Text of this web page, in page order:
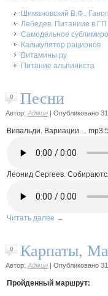
Шимановский В.Ф.,
Лебедев. Питаниие в ГП
Самодельное
Калькулятор рационов
Витамины.ру
Питание альпиниста
0 Песни
Автор: Админ | Опубликовано
Вивальди. Вариации…
Леонид Сергеев.
Читать далее →
0 Карпаты,
Автор: Админ | Опубликовано
Пройденный маршрут: